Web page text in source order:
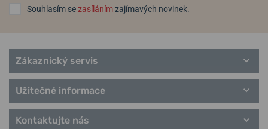
Souhlasím sezasílánímzajímavých novinek.
Zákaznický servis
Užitečné informace
Kontaktujte nás